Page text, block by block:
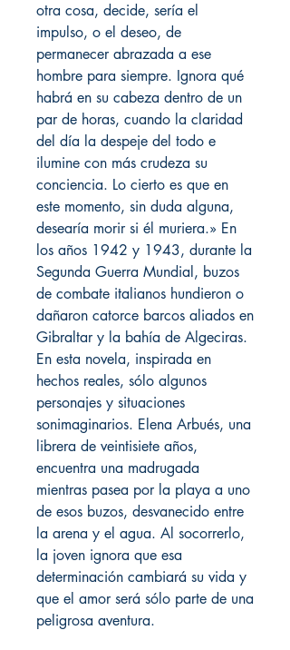
otra cosa, decide, sería el
impulso, o el deseo, de
permanecer abrazada a ese
hombre para siempre. Ignora qué
habrá en su cabeza dentro de un
par de horas, cuando la claridad
del día la despeje del todo e
ilumine con más crudeza su
conciencia. Lo cierto es que en
este momento, sin duda alguna,
desearía morir si él muriera.» En
los años 1942 y 1943, durante la
Segunda Guerra Mundial, buzos
de combate italianos hundieron o
dañaron catorce barcos aliados en
Gibraltar y la bahía de Algeciras.
En esta novela, inspirada en
hechos reales, sólo algunos
personajes y situaciones
sonimaginarios. Elena Arbués, una
librera de veintisiete años,
encuentra una madrugada
mientras pasea por la playa a uno
de esos buzos, desvanecido entre
la arena y el agua. Al socorrerlo,
la joven ignora que esa
determinación cambiará su vida y
que el amor será sólo parte de una
peligrosa aventura.